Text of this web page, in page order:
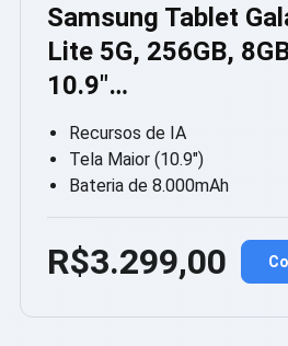
Samsung Tablet
Lite 5G, 256GB,
10.9″…
Recursos de IA
Tela Maior (10.9″)
Bateria de 8.000mAh
R$3.299,00